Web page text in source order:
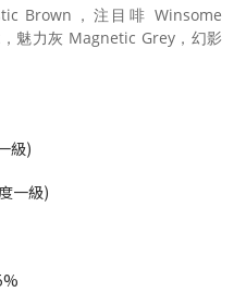
Brown， 注目啡 Winsome
魅力灰 Magnetic Grey， 幻影
級)
一級)
%